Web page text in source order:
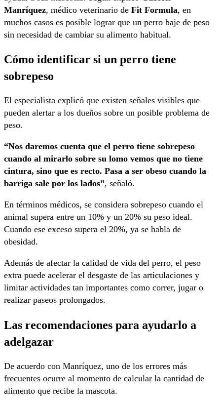
Manríquez, médico veterinario de Fit Formula, en
muchos casos es posible lograr que un perro baje de peso
sin necesidad de cambiar su alimento habitual.
Cómo identificar si un perro tiene
sobrepeso
El especialista explicó que existen señales visibles que
pueden alertar a los dueños sobre un posible problema de
peso.
“Nos daremos cuenta que el perro tiene sobrepeso
cuando al mirarlo sobre su lomo vemos que no tiene
cintura, sino que es recto. Pasa a ser obeso cuando la
barriga sale por los lados”, señaló.
En términos médicos, se considera sobrepeso cuando el
animal supera entre un 10% y un 20% su peso ideal.
Cuando ese exceso supera el 20%, ya se habla de
obesidad.
Además de afectar la calidad de vida del perro, el peso
extra puede acelerar el desgaste de las articulaciones y
limitar actividades tan importantes como correr, jugar o
realizar paseos prolongados.
Las recomendaciones para ayudarlo a
adelgazar
De acuerdo con Manríquez, uno de los errores más
frecuentes ocurre al momento de calcular la cantidad de
alimento que recibe la mascota.